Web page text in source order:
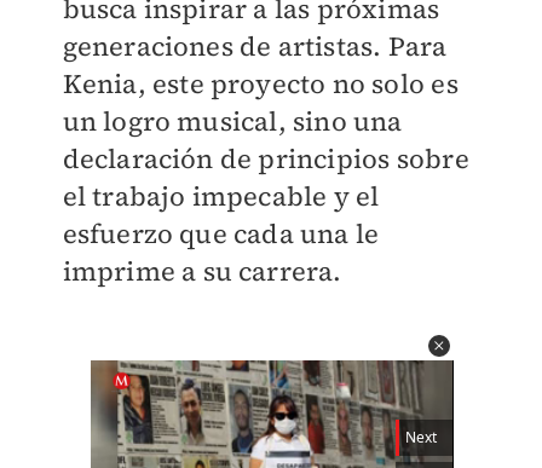
busca inspirar a las próximas
generaciones de artistas. Para
Kenia, este proyecto no solo es
un logro musical, sino una
declaración de principios sobre
el trabajo impecable y el
esfuerzo que cada una le
imprime a su carrera.